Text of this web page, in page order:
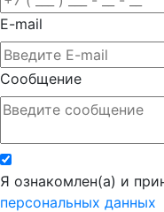
E-mail
Сообщение
Я ознакомлен(а) и
персональных данных